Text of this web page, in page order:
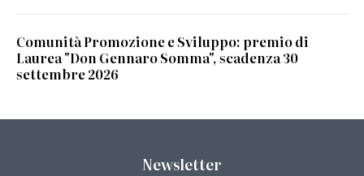
Comunità Promozione e Sviluppo: premio di
Laurea "Don Gennaro Somma", scadenza 30
settembre 2026
Newsletter